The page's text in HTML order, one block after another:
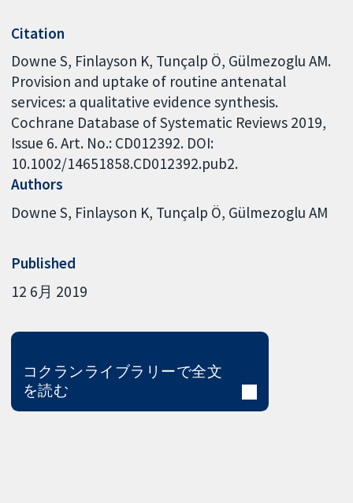
Citation
Downe S, Finlayson K, Tunçalp Ö, Gülmezoglu AM.
Provision and uptake of routine antenatal
services: a qualitative evidence synthesis.
Cochrane Database of Systematic Reviews 2019,
Issue 6. Art. No.: CD012392. DOI:
10.1002/14651858.CD012392.pub2.
Authors
Downe S Finlayson K Tunçalp Ö Gülmezoglu AM
Published
12 6月 2019
コクランライブラリーで全文
を読む